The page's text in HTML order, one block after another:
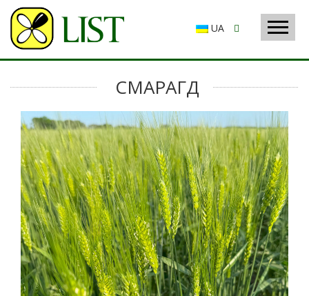
UA
СМАРАГД